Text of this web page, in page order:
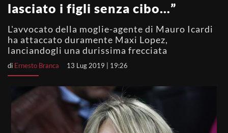
lasciato i figli senza cibo…”
L'avvocato della moglie-agente di Mauro Icardi
ha attaccato duramente Maxi Lopez,
lanciandogli una durissima frecciata
di Ernesto Branca 13 Lug 2019 | 19:26